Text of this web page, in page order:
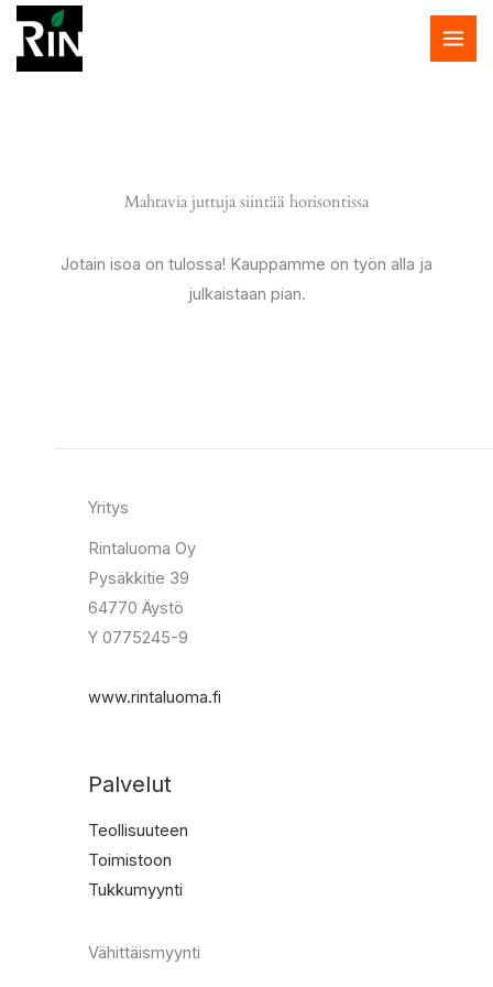
sisältöön
Mahtavia juttuja siintää horisontissa
Jotain isoa on tulossa! Kauppamme on työn alla ja
julkaistaan pian.
Yritys
Rintaluoma Oy
Pysäkkitie 39
64770 Äystö
Y 0775245-9
www.rintaluoma.fi
Palvelut
Teollisuuteen
Toimistoon
Tukkumyynti
Vähittäismyynti